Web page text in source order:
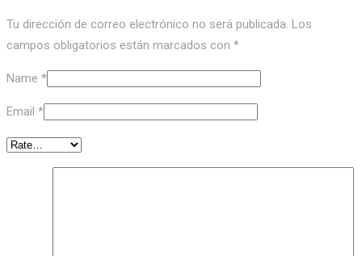
Tu dirección de correo electrónico no será publicada. Los
campos obligatorios están marcados con *
Name *
Email *